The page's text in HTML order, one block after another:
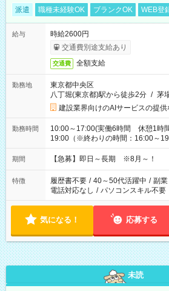
派遣 職種未経験OK ブランクOK WEB登
給与
時給2600円
交通費別途支給あり
交通費 全額支給
勤務地
東京都中央区
八丁堀(東京都)駅から徒歩2分 / 茅
建設業界向けのAIサービスの提供
勤務時間
10:00～17:00(実働6時間 休憩1時
19:00（※終わりの時間：16:00～
期間 【急募】即日～長期 ※8月～！
特徴 履歴書不要 / 40～50代活躍中 / 副
電話対応なし / パソコンスキル不要
気になる！ 応募する
未読